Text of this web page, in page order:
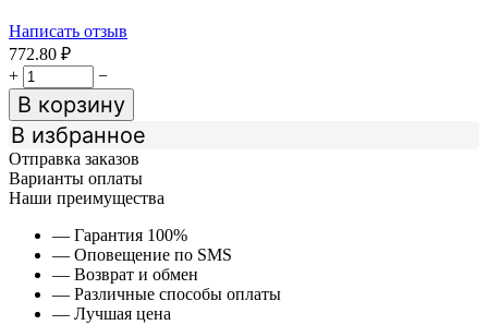
Написать отзыв
772.80 ₽
+
−
В корзину
В избранное
Отправка заказов
Варианты оплаты
Наши преимущества
— Гарантия 100%
— Оповещение по SMS
— Возврат и обмен
— Различные способы оплаты
— Лучшая цена